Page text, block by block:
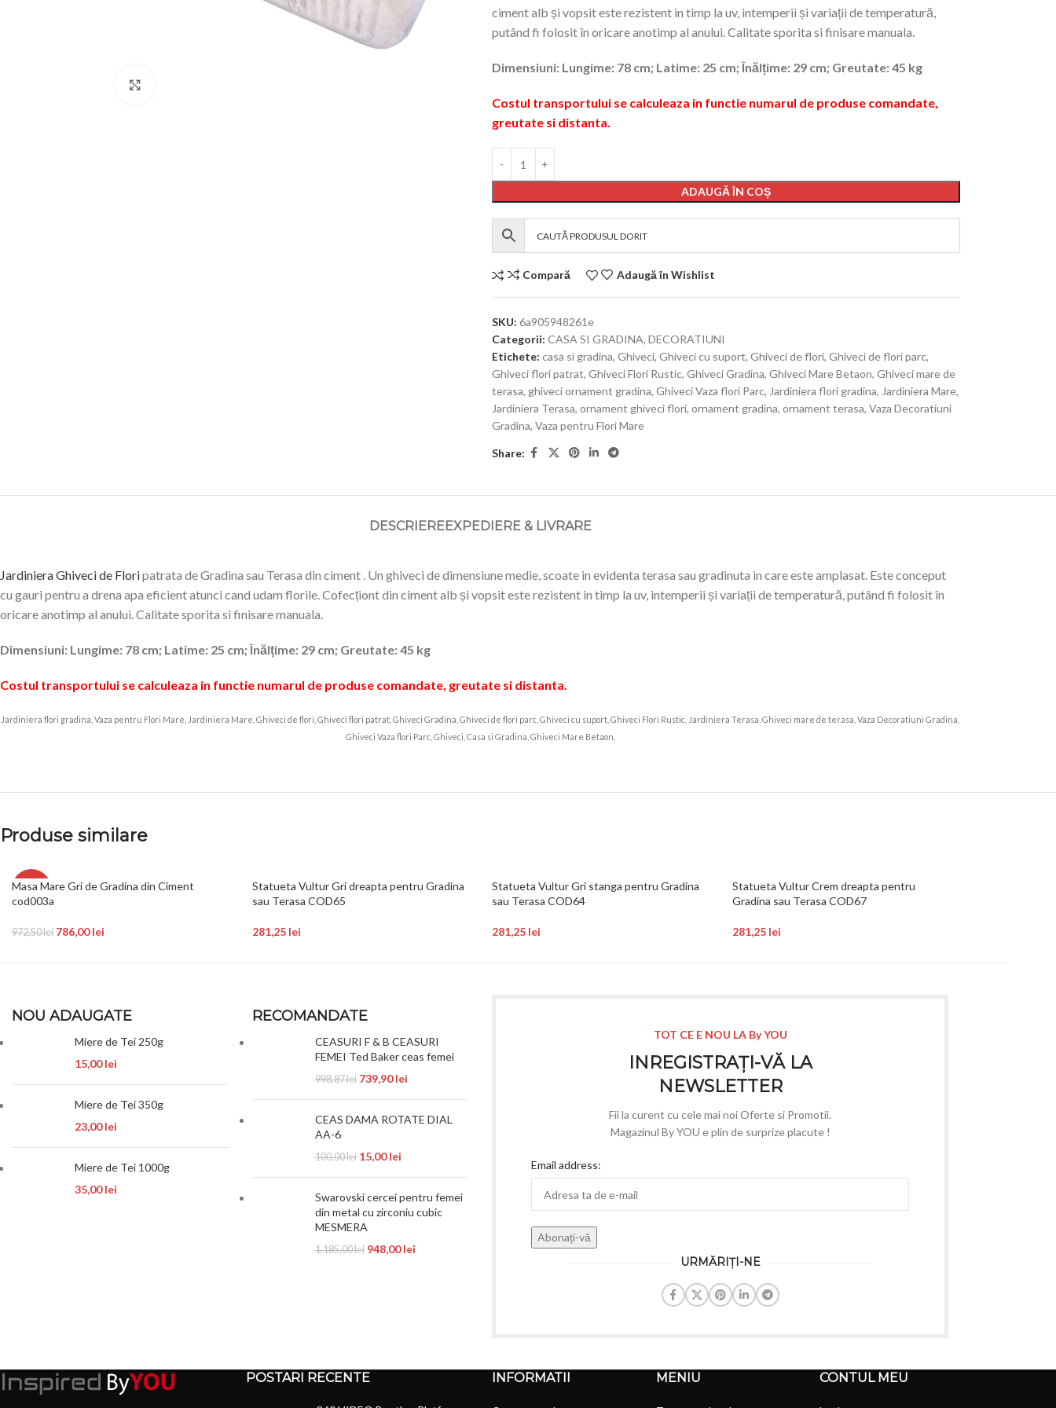
ciment alb și vopsit este rezistent in timp la uv, intemperii și variații de temperatură,
putând fi folosit în oricare anotimp al anului. Calitate sporita si finisare manuala.
Dimensiuni: Lungime: 78 cm; Latime: 25 cm; Înălțime: 29 cm; Greutate: 45 kg
Costul transportului se calculeaza in functie numarul de produse comandate,
greutate si distanta.
ADAUGĂ ÎN COȘ
Compară Adaugă în Wishlist
SKU: 6a905948261e
Categorii: CASA SI GRADINA, DECORATIUNI
Etichete: casa si gradina, Ghiveci, Ghiveci cu suport, Ghiveci de flori, Ghiveci de flori parc,
Ghiveci flori patrat, Ghiveci Flori Rustic, Ghiveci Gradina, Ghiveci Mare Betaon, Ghiveci mare de
terasa, ghiveci ornament gradina, Ghiveci Vaza flori Parc, Jardiniera flori gradina, Jardiniera Mare,
Jardiniera Terasa, ornament ghiveci flori, ornament gradina, ornament terasa, Vaza Decoratiuni
Gradina, Vaza pentru Flori Mare
Share:
DESCRIEREEXPEDIERE & LIVRARE
Jardiniera Ghiveci de Floripatrata de Gradina sau Terasa din ciment . Un ghiveci de dimensiune medie, scoate in evidenta terasa sau gradinuta in care este amplasat. Este conceput
cu gauri pentru a drena apa eficient atunci cand udam florile. Cofecționt din ciment alb și vopsit este rezistent in timp la uv, intemperii și variații de temperatură, putând fi folosit în
oricare anotimp al anului. Calitate sporita si finisare manuala.
Dimensiuni: Lungime: 78 cm; Latime: 25 cm; Înălțime: 29 cm; Greutate: 45 kg
Costul transportului se calculeaza in functie numarul de produse comandate, greutate si distanta.
Jardiniera flori gradina, Vaza pentru Flori Mare, Jardiniera Mare, Ghiveci de flori, Ghiveci flori patrat, Ghiveci Gradina, Ghiveci de flori parc, Ghiveci cu suport, Ghiveci Flori Rustic, Jardiniera Terasa, Ghiveci mare de terasa, Vaza Decoratiuni Gradina,
Ghiveci Vaza flori Parc, Ghiveci, Casa si Gradina, Ghiveci Mare Betaon,
Produse similare
-19%
Masa Mare Gri de Gradina din Ciment
cod003a
972,50lei 786,00lei
Statueta Vultur Gri dreapta pentru Gradina
sau Terasa COD65
281,25 lei
Statueta Vultur Gri stanga pentru Gradina
sau Terasa COD64
281,25 lei
Statueta Vultur Crem dreapta pentru
Gradina sau Terasa COD67
281,25 lei
NOU ADAUGATE
Miere de Tei 250g
15,00lei
Miere de Tei 350g
23,00lei
Miere de Tei 1000g
35,00lei
RECOMANDATE
CEASURI F & B CEASURI
FEMEI Ted Baker ceas femei
998,87lei 739,90lei
CEAS DAMA ROTATE DIAL
AA-6
100,00lei 15,00lei
Swarovski cercei pentru femei
din metal cu zirconiu cubic
MESMERA
1.185,00lei 948,00lei
TOT CE E NOU LA By YOU
INREGISTRAȚI-VĂ LA
NEWSLETTER
Fii la curent cu cele mai noi Oferte si Promotii.
Magazinul By YOU e plin de surprize placute !
Email address:
URMĂRIȚI-NE
POSTARI RECENTE INFORMATII MENIU CONTUL MEU